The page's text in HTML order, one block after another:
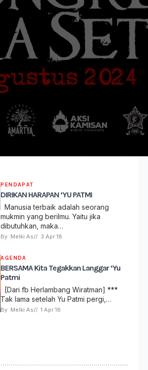
PENDAPAT
DIRIKAN HARAPAN ‘YU PATMI
Manusia terbaik adalah seorang
mukmin yang berilmu. Yaitu jika
dibutuhkan, maka…
By Melki As// 3 Apr 18
AGENDA
BERSAMA Kita Tegakkan Langgar ‘Yu
Patmi
[Dari fb Herlambang Wiratman] ***
Tak lama setelah Yu Patmi pergi,…
By Melki As// 1 Apr 18